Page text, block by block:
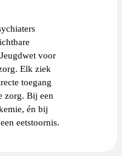
voor
Elk ziek
toegang
zorg. Bij een
én bij
eetstoornis.